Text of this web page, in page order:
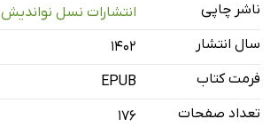
خرسندی
بخشندگی
شکیبایی
خاموشی
ناشر چاپی
انتشارات نسل نواندیش
سال انتشار
۱۴۰۲
فرمت کتاب
EPUB
تعداد صفحات
176